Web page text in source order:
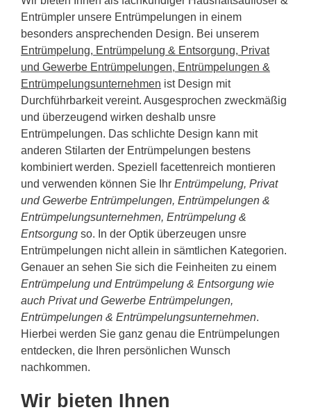
Entrümpler unsere Entrümpelungen in einem
besonders ansprechenden Design. Bei unserem
Entrümpelung, Entrümpelung & Entsorgung, Privat
und Gewerbe Entrümpelungen, Entrümpelungen &
Entrümpelungsunternehmen ist Design mit
Durchführbarkeit vereint. Ausgesprochen zweckmäßig
und überzeugend wirken deshalb unsre
Entrümpelungen. Das schlichte Design kann mit
anderen Stilarten der Entrümpelungen bestens
kombiniert werden. Speziell facettenreich montieren
und verwenden können Sie Ihr Entrümpelung, Privat
und Gewerbe Entrümpelungen, Entrümpelungen &
Entrümpelungsunternehmen, Entrümpelung &
Entsorgung so. In der Optik überzeugen unsre
Entrümpelungen nicht allein in sämtlichen Kategorien.
Genauer an sehen Sie sich die Feinheiten zu einem
Entrümpelung und Entrümpelung & Entsorgung wie
auch Privat und Gewerbe Entrümpelungen,
Entrümpelungen & Entrümpelungsunternehmen.
Hierbei werden Sie ganz genau die Entrümpelungen
entdecken, die Ihren persönlichen Wunsch
nachkommen.
Wir bieten Ihnen